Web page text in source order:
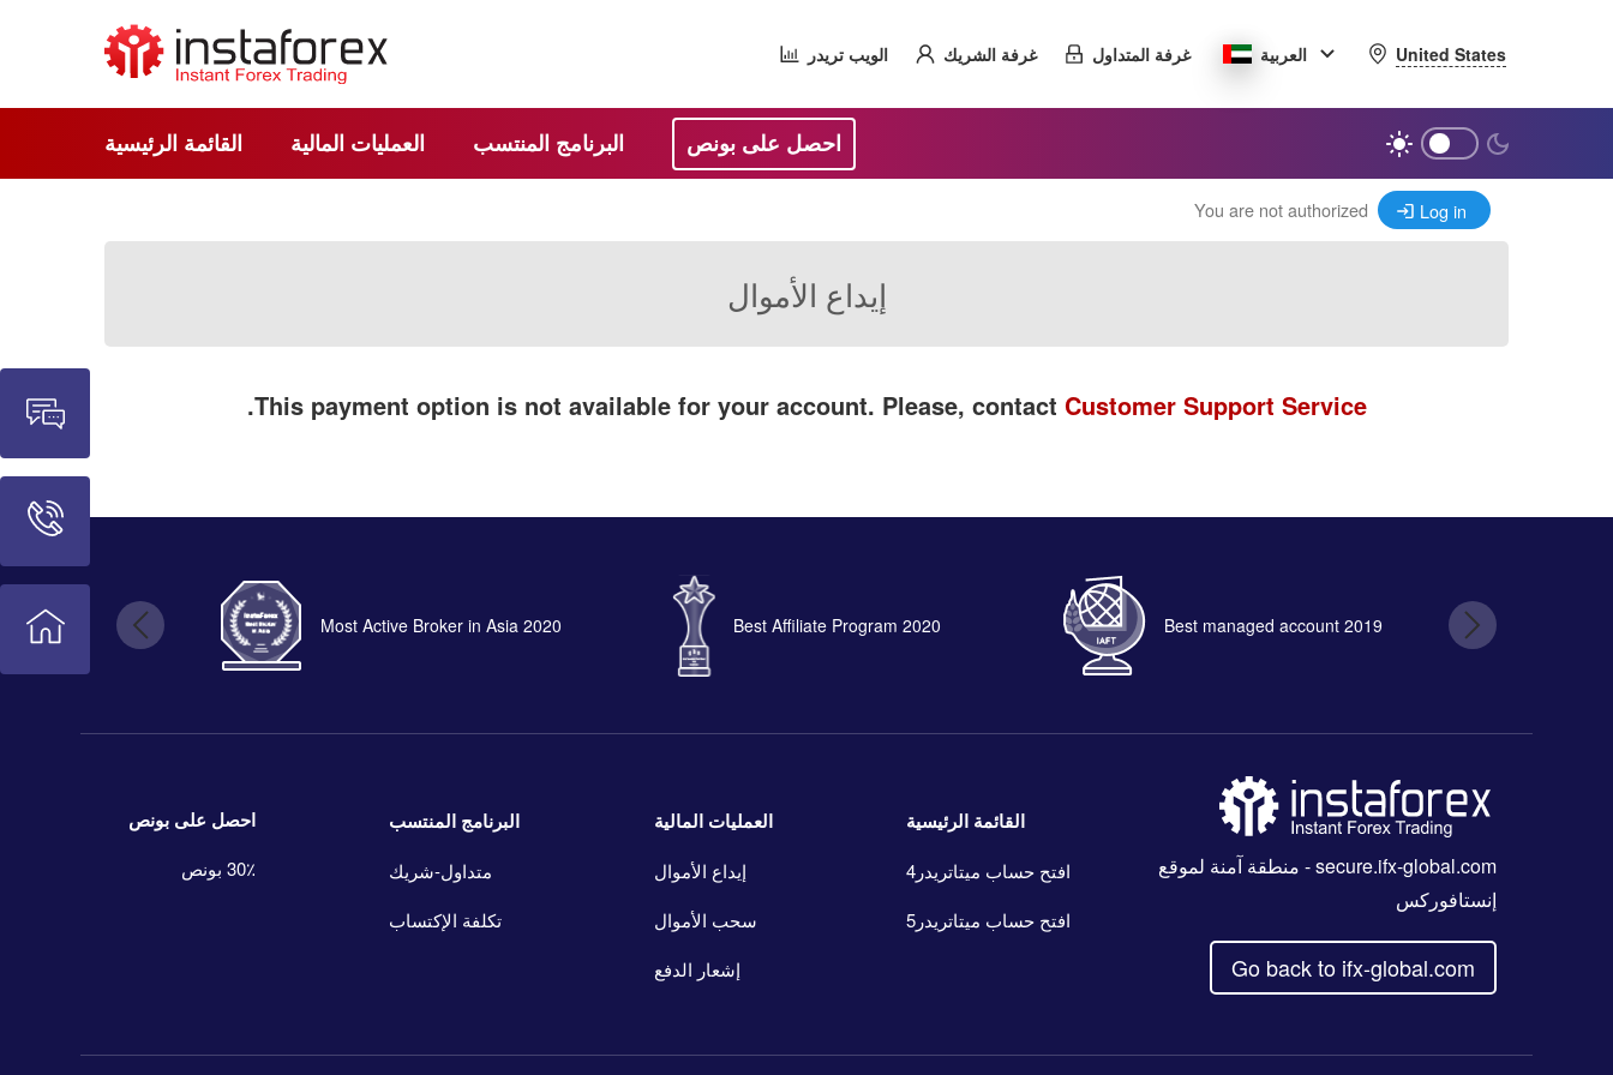
الويب تريدر غرفة الشريك غرفة المتداول العربية United States
القائمة الرئيسية العمليات المالية البرنامج المنتسب احصل على بونص
You are not authorized Log in
إيداع الأموال
This payment option is not available for your account. Please, contact Customer Support Service
.
Most Active Broker in Asia 2020 Best Affiliate Program 2020 Best managed account 2019
secure.ifx-global.com- منطقة آمنة لموقع
إنستافوركس
Go back to ifx-global.com
القائمة الرئيسية
افتح حساب ميتاتريدر4
افتح حساب ميتاتريدر5
العمليات المالية
إيداع الأموال
سحب الأموال
إشعار الدفع
البرنامج المنتسب
متداول-شريك
تكلفة الإكتساب
احصل على بونص
30٪ بونص